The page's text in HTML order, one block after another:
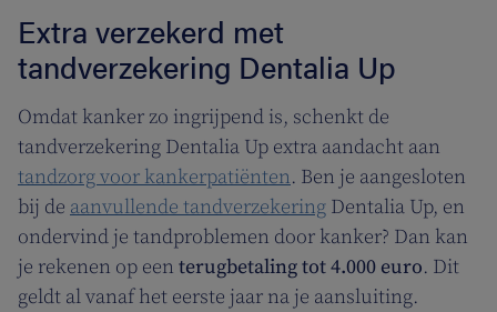
Extra verzekerd met
tandverzekering Dentalia Up
Omdat kanker zo ingrijpend is, schenkt de
tandverzekering Dentalia Up extra aandacht aan
tandzorg voor kankerpatiënten. Ben je aangesloten
bij de aanvullende tandverzekering Dentalia Up, en
ondervind je tandproblemen door kanker? Dan kan
je rekenen op een terugbetaling tot 4.000 euro. Dit
geldt al vanaf het eerste jaar na je aansluiting.